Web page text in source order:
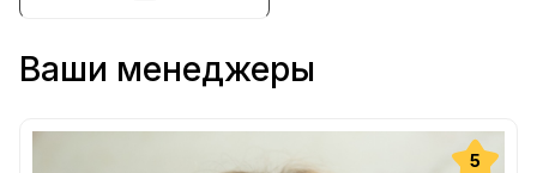
Ваши менеджеры
5